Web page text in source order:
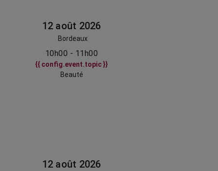
12 août 2026
Bordeaux
10h00 - 11h00
{{ config.event.topic }}
Beauté
12 août 2026